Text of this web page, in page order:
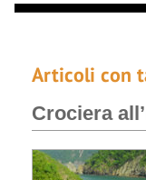
Articoli con
Crociera